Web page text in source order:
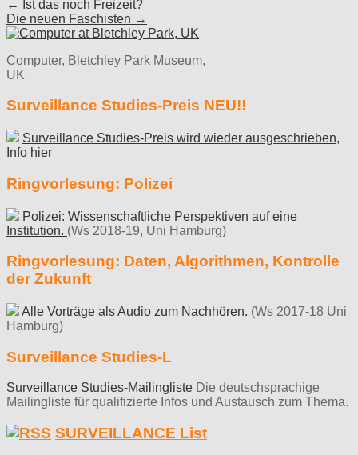
Post
navigation
← Ist das noch Freizeit?
Die neuen Faschisten →
Computer, Bletchley Park Museum,
UK
Surveillance Studies-Preis NEU!!
Surveillance Studies-Preis wird wieder ausgeschrieben,
Info hier
Ringvorlesung: Polizei
Polizei: Wissenschaftliche Perspektiven auf eine
Institution. (Ws 2018-19, Uni Hamburg)
Ringvorlesung: Daten, Algorithmen, Kontrolle
der Zukunft
Alle Vorträge als Audio zum Nachhören. (Ws 2017-18 Uni
Hamburg)
Surveillance Studies-L
Surveillance Studies-Mailingliste Die deutschsprachige
Mailingliste für qualifizierte Infos und Austausch zum Thema.
SURVEILLANCE List